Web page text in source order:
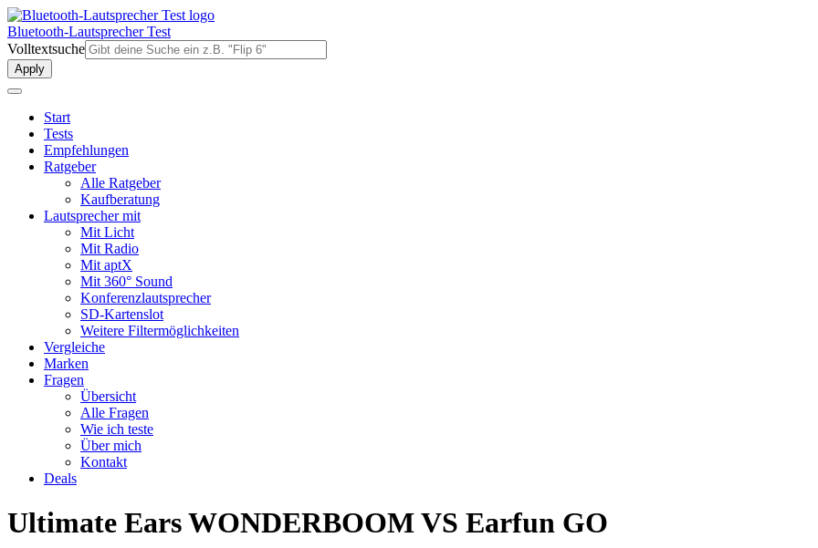
Direkt
zum
Inhalt
Bluetooth-Lautsprecher Test
Volltextsuche
Start
Tests
Empfehlungen
Ratgeber
Alle Ratgeber
Kaufberatung
Lautsprecher mit
Mit Licht
Mit Radio
Mit aptX
Mit 360° Sound
Konferenzlautsprecher
SD-Kartenslot
Weitere Filtermöglichkeiten
Vergleiche
Marken
Fragen
Übersicht
Alle Fragen
Wie ich teste
Über mich
Kontakt
Deals
Ultimate Ears WONDERBOOM VS Earfun GO